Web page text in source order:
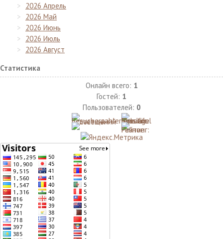
2026 Апрель
2026 Май
2026 Июнь
2026 Июль
2026 Август
Статистика
Онлайн всего: 1
Гостей: 1
Пользователей: 0